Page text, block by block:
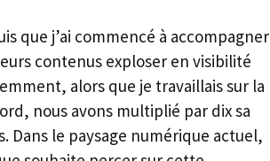
que j’ai commencé à accompagner
contenus exploser en visibilité
alors que je travaillais sur la
nous avons multiplié par dix sa
Dans le paysage numérique actuel,